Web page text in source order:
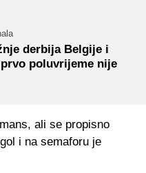
derbija Belgije i
poluvrijeme nije
ali se propisno
i na semaforu je